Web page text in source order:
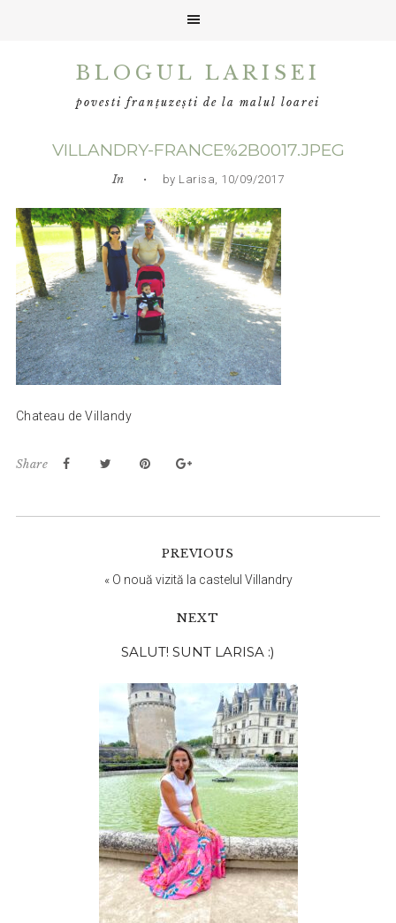
BLOGUL LARISEI
povesti franțuzești de la malul loarei
VILLANDRY-FRANCE%2B0017.JPEG
In • by Larisa, 10/09/2017
Chateau de Villandy
Share
PREVIOUS
« O nouă vizită la castelul Villandry
NEXT
principală
SALUT! SUNT LARISA :)